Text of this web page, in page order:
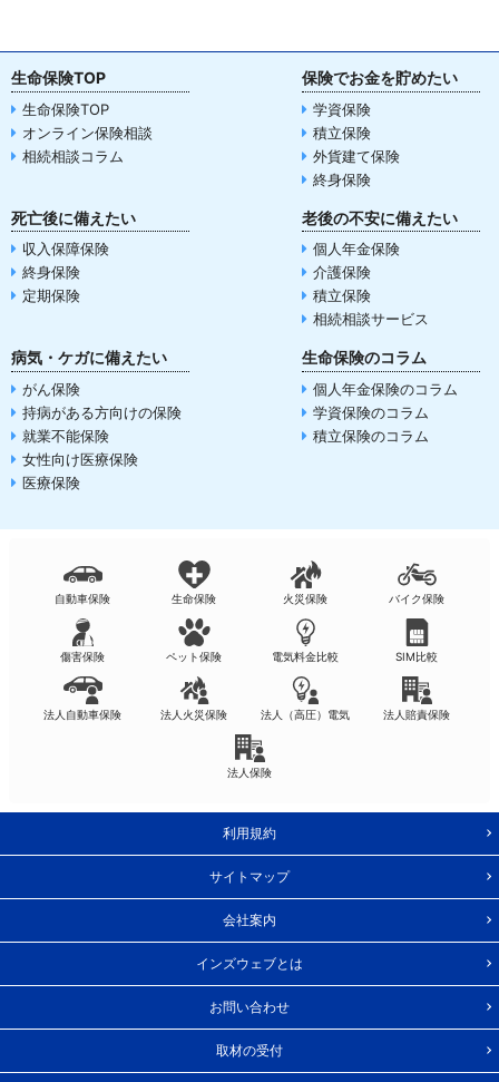
生命保険TOP
生命保険TOP
オンライン保険相談
相続相談コラム
保険でお金を貯めたい
学資保険
積立保険
外貨建て保険
終身保険
死亡後に備えたい
収入保障保険
終身保険
定期保険
老後の不安に備えたい
個人年金保険
介護保険
積立保険
相続相談サービス
病気・ケガに備えたい
がん保険
持病がある方向けの保険
就業不能保険
女性向け医療保険
医療保険
生命保険のコラム
個人年金保険のコラム
学資保険のコラム
積立保険のコラム
自動車保険 生命保険 火災保険 バイク保険
傷害保険 ペット保険 電気料金比較 SIM比較
法人自動車保険 法人火災保険 法人（高圧）電気 法人賠責保険
法人保険
利用規約
サイトマップ
会社案内
インズウェブとは
お問い合わせ
取材の受付